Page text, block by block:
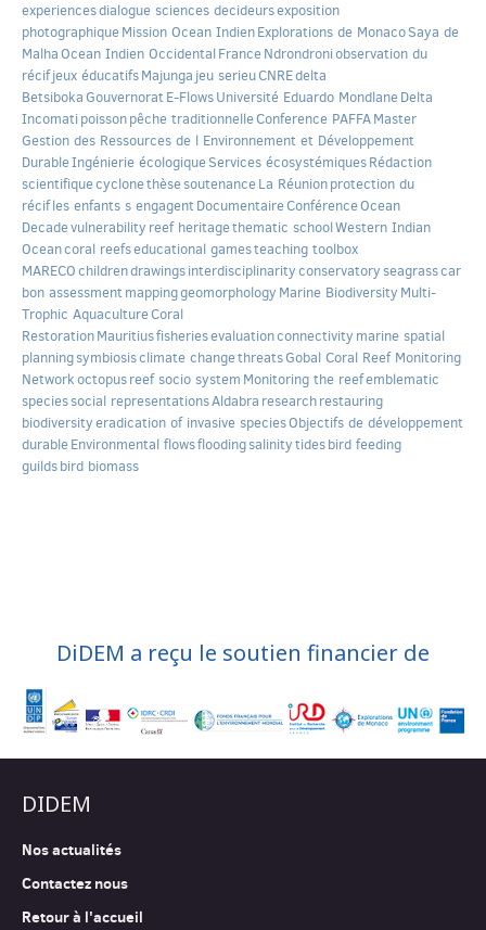
experiencesdialogue sciences decideursexposition
photographiqueMission Ocean IndienExplorations de MonacoSaya de
MalhaOcean Indien OccidentalFranceNdrondroniobservation du
récifjeux éducatifsMajunga jeu serieuCNREdelta
BetsibokaGouvernoratE-FlowsUniversité Eduardo MondlaneDelta
Incomatipoissonpêche traditionnelleConference PAFFAMaster
Gestion des Ressources de l Environnement et Développement
DurableIngénierie écologiqueServices écosystémiquesRédaction
scientifiquecyclonethèsesoutenanceLa Réunionprotection du
récifles enfants s engagentDocumentaireConférenceOcean
Decadevulnerability reef heritagethematic schoolWestern Indian
Oceancoral reefseducational gamesteaching toolbox
MARECOchildrendrawingsinterdisciplinarityconservatory seagrasscar
bon assessmentmappinggeomorphology Marine Biodiversity Multi-
Trophic AquacultureCoral
RestorationMauritiusfisheriesevaluationconnectivity marine spatial
planningsymbiosisclimate changethreatsGobal Coral Reef Monitoring
Networkoctopusreef socio system Monitoring the reefemblematic
speciessocial representationsAldabra researchrestauring
biodiversityeradication of invasive speciesObjectifs de développement
durableEnvironmental flowsfloodingsalinitytidesbird feeding
guildsbird biomass
DiDEM a reçu le soutien financier de
DIDEM
Nos actualités
Contactez nous
Retour à l'accueil